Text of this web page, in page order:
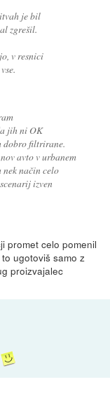
je bil
zgrešil.
v resnici
jih ni OK
dobro filtrirane.
avto v urbanem
način celo
izven
promet celo pomenil
ugotoviš samo z
proizvajalec